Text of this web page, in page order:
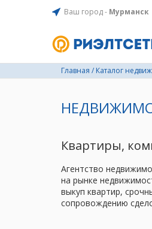
Ваш город - Мурманск
Главная / Каталог
Квартиры,
Агентство
на рынке
выкуп квартир,
сопровождению